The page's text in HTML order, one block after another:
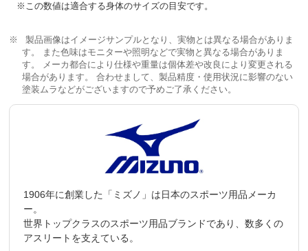
※この数値は適合する身体のサイズの目安です。
製品画像はイメージサンプルとなり、実物とは異なる場合がありま
す。 また色味はモニターや照明などで実物と異なる場合がありま
す。 メーカ都合により仕様や重量は個体差や改良により変更される
場合があります。 合わせまして、製品精度・使用状況に影響のない
塗装ムラなどがございますので予めご了承ください。
1906年に創業した「ミズノ」は日本のスポーツ用品メーカ
ー。
世界トップクラスのスポーツ用品ブランドであり、数多くの
アスリートを支えている。